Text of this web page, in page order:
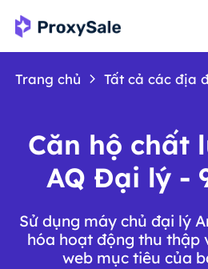
Trang chủ Tất cả các địa
Căn hộ chất
AQ Đại lý -
Sử dụng máy chủ đại lý
hóa hoạt động thu thập
web mục tiêu của